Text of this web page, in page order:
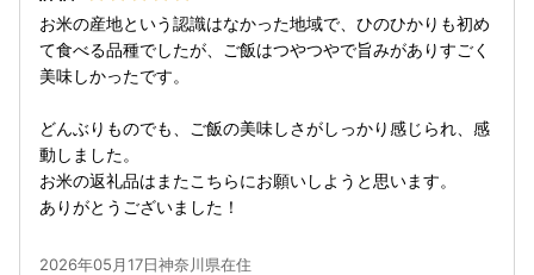
お米の産地という認識はなかった地域で、ひのひかりも初め
て食べる品種でしたが、ご飯はつやつやで旨みがありすごく
美味しかったです。
どんぶりものでも、ご飯の美味しさがしっかり感じられ、感
動しました。
お米の返礼品はまたこちらにお願いしようと思います。
ありがとうございました！
2026年05月17日神奈川県在住